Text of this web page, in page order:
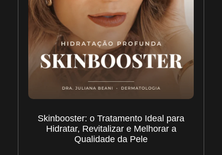
Skinbooster: o Tratamento Ideal para
Hidratar, Revitalizar e Melhorar a
Qualidade da Pele